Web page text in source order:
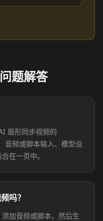
题解答
唇形同步视频的
音频或脚本输入、模型设
在一页中。
吗？
加音频或脚本，然后生